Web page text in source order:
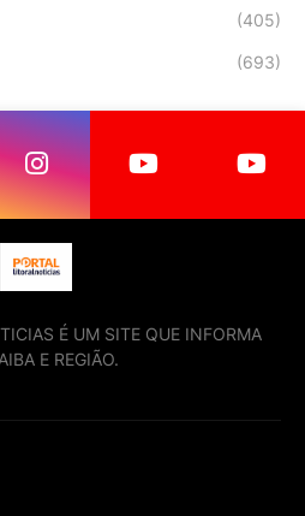
(405)
(693)
É UM SITE QUE INFORMA
E REGIÃO.